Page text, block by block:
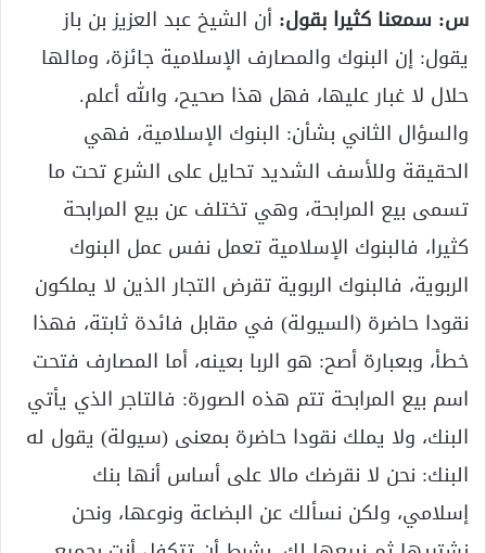
س: سمعنا كثيرا بقول: أن الشيخ عبد العزيز بن باز
يقول: إن البنوك والمصارف الإسلامية جائزة، ومالها
حلال لا غبار عليها، فهل هذا صحيح، والله أعلم.
والسؤال الثاني بشأن: البنوك الإسلامية، فهي
الحقيقة وللأسف الشديد تحايل على الشرع تحت ما
تسمى بيع المرابحة، وهي تختلف عن بيع المرابحة
كثيرا، فالبنوك الإسلامية تعمل نفس عمل البنوك
الربوية، فالبنوك الربوية تقرض التجار الذين لا يملكون
نقودا حاضرة (السيولة) في مقابل فائدة ثابتة، فهذا
خطأ، وبعبارة أصح: هو الربا بعينه، أما المصارف فتحت
اسم بيع المرابحة تتم هذه الصورة: فالتاجر الذي يأتي
البنك، ولا يملك نقودا حاضرة بمعنى (سيولة) يقول له
البنك: نحن لا نقرضك مالا على أساس أنها بنك
إسلامي، ولكن نسألك عن البضاعة ونوعها، ونحن